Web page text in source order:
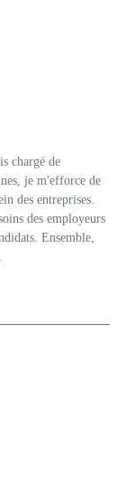
chargé de
je m'efforce de
des entreprises.
des employeurs
Ensemble,